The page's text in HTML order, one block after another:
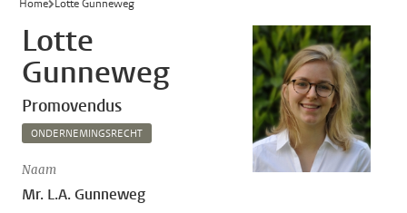
Home Lotte Gunneweg
Lotte
Gunneweg
Promovendus
ONDERNEMINGSRECHT
Naam
Mr. L.A. Gunneweg